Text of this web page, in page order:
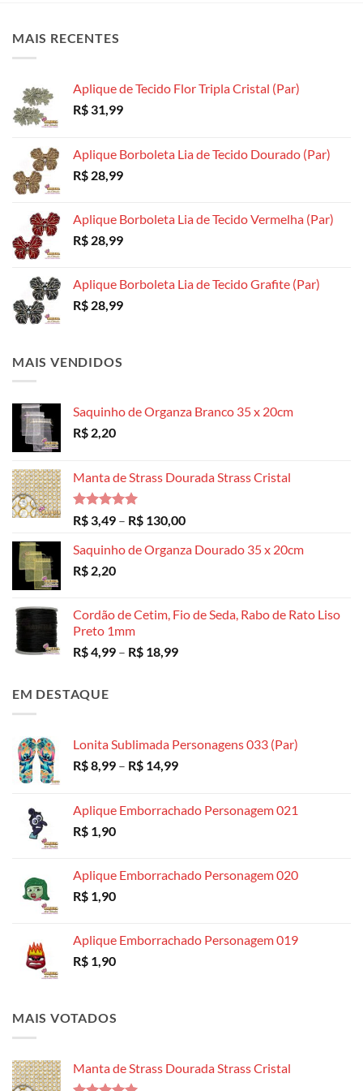
podem
na
página
na
na
MAIS RECENTES
Aplique de Tecido Flor Tripla Cristal (Par)
R$ 31,99
Aplique Borboleta Lia de Tecido Dourado (Par)
R$ 28,99
Aplique Borboleta Lia de Tecido Vermelha (Par)
R$ 28,99
Aplique Borboleta Lia de Tecido Grafite (Par)
R$ 28,99
MAIS VENDIDOS
Saquinho de Organza Branco 35 x 20cm
R$ 2,20
Manta de Strass Dourada Strass Cristal
Avaliação
5.00
de 5
R$ 3,49 – R$ 130,00Faixa
preço:
Saquinho de Organza Dourado 35 x 20cm
R$ 2,20
Cordão de Cetim, Fio de Seda, Rabo de Rato Liso
Preto 1mm
R$4,99 – R$ 18,99Faixa
EM DESTAQUE
Lonita Sublimada Personagens 033 (Par)
R$8,99 – R$ 14,99Faixa
R$ 8,99
Aplique Emborrachado Personagem 021
R$ 1,90
Aplique Emborrachado Personagem 020
R$ 1,90
Aplique Emborrachado Personagem 019
R$ 1,90
MAIS VOTADOS
Manta de Strass Dourada Strass Cristal